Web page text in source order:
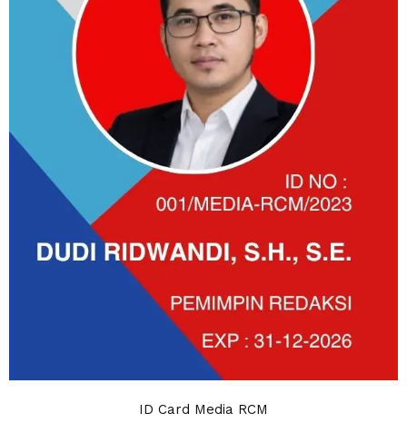
ID Card Media RCM